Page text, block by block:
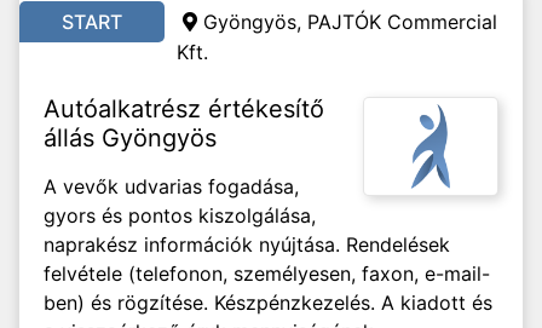
START
Gyöngyös, PAJTÓK Commercial
Kft.
Autóalkatrész értékesítő
állás Gyöngyös
A vevők udvarias fogadása,
gyors és pontos kiszolgálása,
naprakész információk nyújtása. Rendelések
felvétele (telefonon, személyesen, faxon, e-mail-
ben) és rögzítése. Készpénzkezelés. A kiadott és